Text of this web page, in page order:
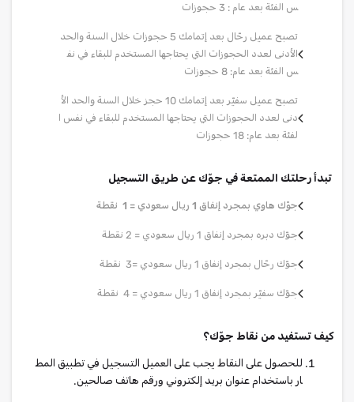
س الفئة بعد عام : 3 حجوزات
تصبح عميل رحّال بعد إتمامك 5 حجوزات خلال السنة والحد
الأدنى لعدد الحجوزات التي يحتاجها المستخدم للبقاء في نف
س الفئة بعد عام: 8 حجوزات
تصبح عميل سفيّر بعد إتمامك 10 حجز خلال السنة والحد الأ
دنى لعدد الحجوزات التي يحتاجها المستخدم للبقاء في نفس ا
لفئة بعد عام: 18 حجوزات
تبدأ رحلتك الممتعة في جوّك عن طريق التسجيل
جوّك هاوي بمجرد إنفاق 1 ريال سعودي = 1 نقطة
جوّك دبره بمجرد إنفاق 1 ريال سعودي = 2 نقطة
جوّك رحّال بمجرد إنفاق 1 ريال سعودي =3 نقطة
جوّك سفيّر بمجرد إنفاق 1 ريال سعودي = 4 نقطة
كيف تستفيد من نقاط جوّك؟
للحصول على النقاط يجب على العميل التسجيل في تطبيق المط
ار باستخدام عنوان بريد إلكتروني ورقم هاتف صالحين.